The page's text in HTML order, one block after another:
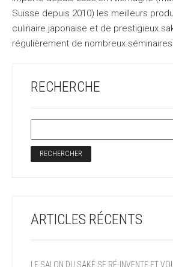
Suisse depuis 2010) les meilleurs
culinaire japonaise et de prestigieux
régulièrement de nombreux
RECHERCHE
ARTICLES RÉCENTS